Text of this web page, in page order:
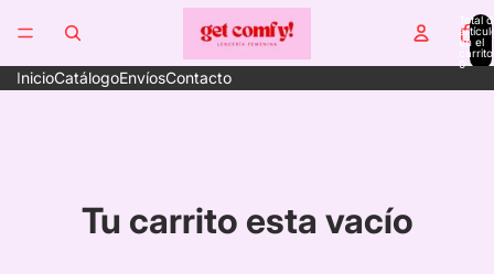
Total
en el
0
InicioCatálogoEnvíosContacto
Tu carrito esta vacío